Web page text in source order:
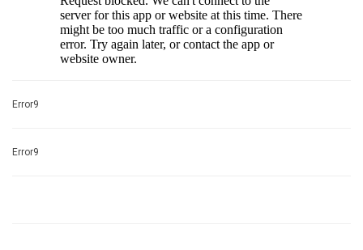
Error9
Error9